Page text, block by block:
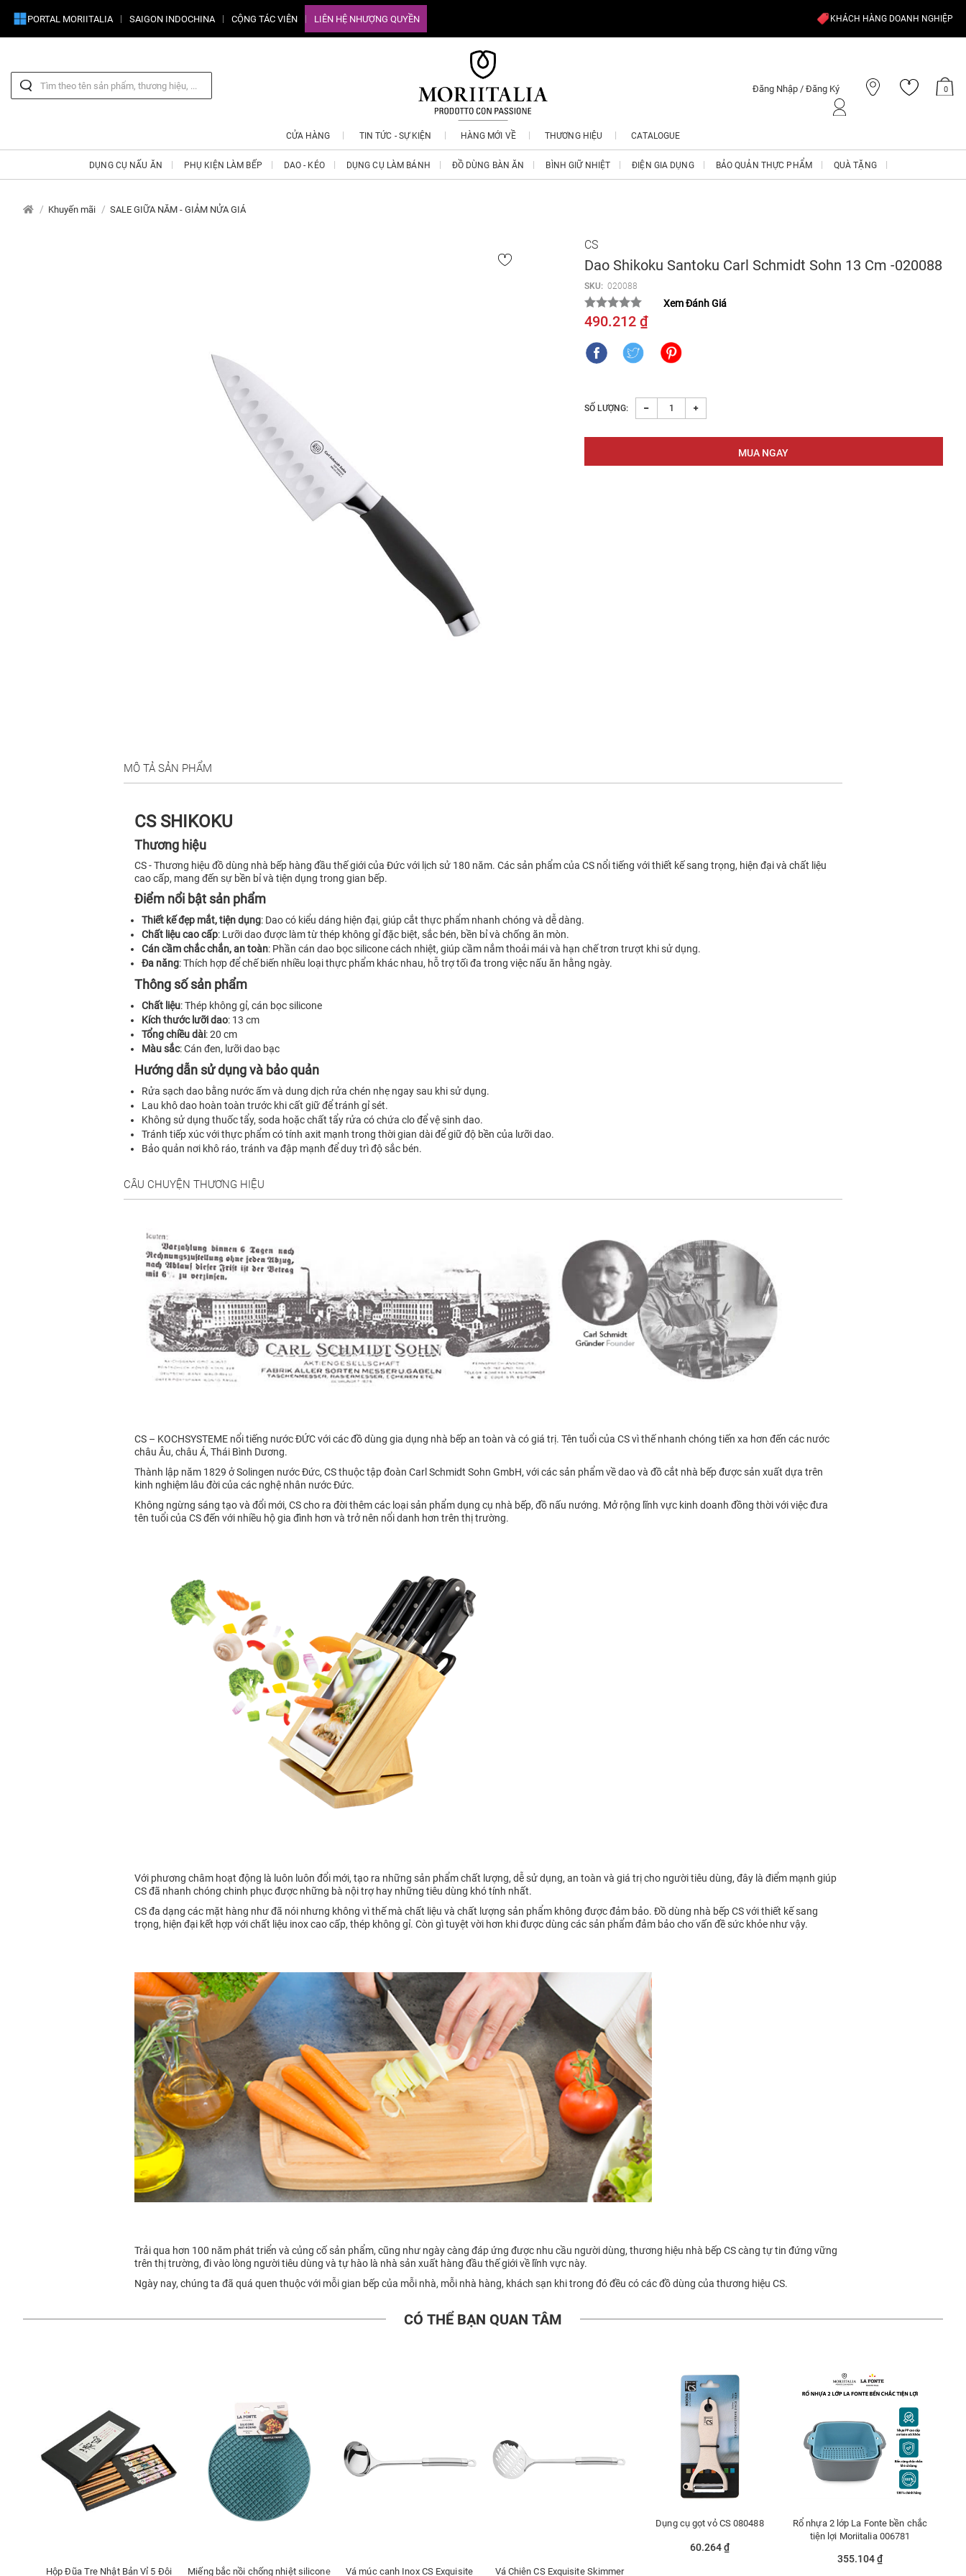
PORTAL MORIITALIA SAIGON INDOCHINA CỘNG TÁC VIÊN LIÊN HỆ NHƯỢNG QUYỀN KHÁCH HÀNG DOANH NGHIỆP
Đăng Nhập / Đăng Ký 0
CỬA HÀNG TIN TỨC - SỰ KIỆN HÀNG MỚI VỀ THƯƠNG HIỆU CATALOGUE
DỤNG CỤ NẤU ĂN PHỤ KIỆN LÀM BẾP DAO - KÉO DỤNG CỤ LÀM BÁNH ĐỒ DÙNG BÀN ĂN BÌNH GIỮ NHIỆT ĐIỆN GIA DỤNG BẢO QUẢN THỰC PHẨM QUÀ TẶNG
Khuyến mãi SALE GIỮA NĂM - GIẢM NỬA GIÁ
CS
Dao Shikoku Santoku Carl Schmidt Sohn 13 Cm -020088
SKU: 020088
Xem Đánh Giá
490.212 ₫
SỐ LƯỢNG:
MÔ TẢ SẢN PHẨM
CS SHIKOKU
Thương hiệu
CS - Thương hiệu đồ dùng nhà bếp hàng đầu thế giới của Đức với lịch sử 180 năm. Các sản phẩm của CS nổi tiếng với thiết kế sang trọng, hiện đại và chất liệu
cao cấp, mang đến sự bền bỉ và tiện dụng trong gian bếp.
Điểm nổi bật sản phẩm
Thiết kế đẹp mắt, tiện dụng: Dao có kiểu dáng hiện đại, giúp cắt thực phẩm nhanh chóng và dễ dàng.
Chất liệu cao cấp: Lưỡi dao được làm từ thép không gỉ đặc biệt, sắc bén, bền bỉ và chống ăn mòn.
Cán cầm chắc chắn, an toàn: Phần cán dao bọc silicone cách nhiệt, giúp cầm nắm thoải mái và hạn chế trơn trượt khi sử dụng.
Đa năng: Thích hợp để chế biến nhiều loại thực phẩm khác nhau, hỗ trợ tối đa trong việc nấu ăn hằng ngày.
Thông số sản phẩm
Chất liệu: Thép không gỉ, cán bọc silicone
Kích thước lưỡi dao: 13 cm
Tổng chiều dài: 20 cm
Màu sắc: Cán đen, lưỡi dao bạc
Hướng dẫn sử dụng và bảo quản
Rửa sạch dao bằng nước ấm và dung dịch rửa chén nhẹ ngay sau khi sử dụng.
Lau khô dao hoàn toàn trước khi cất giữ để tránh gỉ sét.
Không sử dụng thuốc tẩy, soda hoặc chất tẩy rửa có chứa clo để vệ sinh dao.
Tránh tiếp xúc với thực phẩm có tính axit mạnh trong thời gian dài để giữ độ bền của lưỡi dao.
Bảo quản nơi khô ráo, tránh va đập mạnh để duy trì độ sắc bén.
CÂU CHUYỆN THƯƠNG HIỆU
CS – KOCHSYSTEME nổi tiếng nước ĐỨC với các đồ dùng gia dụng nhà bếp an toàn và có giá trị. Tên tuổi của CS vì thế nhanh chóng tiến xa hơn đến các nước
châu Âu, châu Á, Thái Bình Dương.
Thành lập năm 1829 ở Solingen nước Đức, CS thuộc tập đoàn Carl Schmidt Sohn GmbH, với các sản phẩm về dao và đồ cắt nhà bếp được sản xuất dựa trên
kinh nghiệm lâu đời của các nghệ nhân nước Đức.
Không ngừng sáng tạo và đổi mới, CS cho ra đời thêm các loại sản phẩm dụng cụ nhà bếp, đồ nấu nướng. Mở rộng lĩnh vực kinh doanh đồng thời với việc đưa
tên tuổi của CS đến với nhiều hộ gia đình hơn và trở nên nổi danh hơn trên thị trường.
Với phương châm hoạt động là luôn luôn đổi mới, tạo ra những sản phẩm chất lượng, dễ sử dụng, an toàn và giá trị cho người tiêu dùng, đây là điểm mạnh giúp
CS đã nhanh chóng chinh phục được những bà nội trợ hay những tiêu dùng khó tính nhất.
CS đa dạng các mặt hàng như đã nói nhưng không vì thế mà chất liệu và chất lượng sản phẩm không được đảm bảo. Đồ dùng nhà bếp CS với thiết kế sang
trọng, hiện đại kết hợp với chất liệu inox cao cấp, thép không gỉ. Còn gì tuyệt vời hơn khi được dùng các sản phẩm đảm bảo cho vấn đề sức khỏe như vậy.
Trải qua hơn 100 năm phát triển và củng cố sản phẩm, cũng như ngày càng đáp ứng được nhu cầu người dùng, thương hiệu nhà bếp CS càng tự tin đứng vững
trên thị trường, đi vào lòng người tiêu dùng và tự hào là nhà sản xuất hàng đầu thế giới về lĩnh vực này.
Ngày nay, chúng ta đã quá quen thuộc với mỗi gian bếp của mỗi nhà, mỗi nhà hàng, khách sạn khi trong đó đều có các đồ dùng của thương hiệu CS.
CÓ THỂ BẠN QUAN TÂM
Hộp Đũa Tre Nhật Bản Vỉ 5 Đôi Miếng bắc nồi chống nhiệt silicone Vá múc canh Inox CS Exquisite Vá Chiên CS Exquisite Skimmer
Dụng cụ gọt vỏ CS 080488
60.264 ₫
Rổ nhựa 2 lớp La Fonte bền chắc
tiện lợi Moriitalia 006781
355.104 ₫